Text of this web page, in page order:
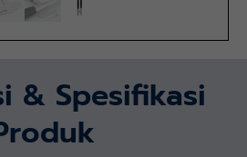
& Spesifikasi